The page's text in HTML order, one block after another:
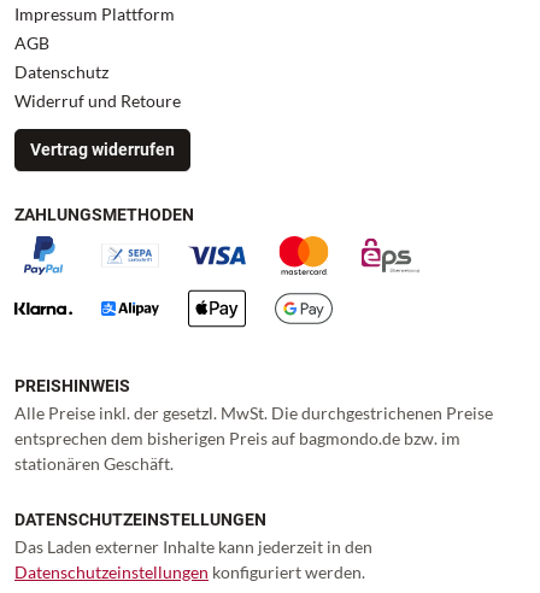
Impressum Plattform
AGB
Datenschutz
Widerruf und Retoure
Vertrag widerrufen
ZAHLUNGSMETHODEN
PREISHINWEIS
Alle Preise inkl. der gesetzl. MwSt. Die durchgestrichenen Preise
entsprechen dem bisherigen Preis auf bagmondo.de bzw. im
stationären Geschäft.
DATENSCHUTZEINSTELLUNGEN
Das Laden externer Inhalte kann jederzeit in den
Datenschutzeinstellungen konfiguriert werden.